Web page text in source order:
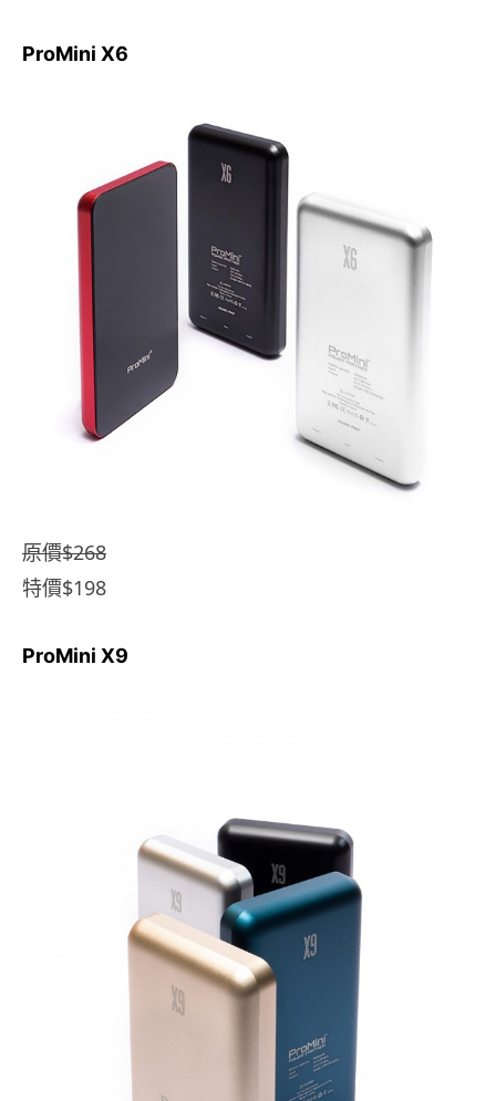
ProMini X6
原價$268
特價$198
ProMini X9